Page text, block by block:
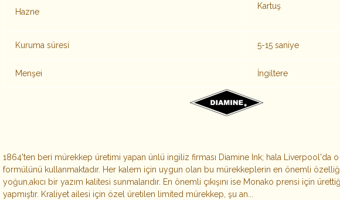
Hazne
Kartuş
Kuruma süresi 5-15 saniye
Menşei İngiltere
1864'ten beri mürekkep üretimi yapan ünlü ingiliz firması Diamine Ink; hala Liverpool'da
formülünü kullanmaktadır. Her kalem için uygun olan bu mürekkeplerin en önemli özelliği
yoğun,akıcı bir yazım kalitesi sunmalarıdır. En önemli çıkışını ise Monako prensi için
yapmıştır. Kraliyet ailesi için özel üretilen limited mürekkep, şu an...